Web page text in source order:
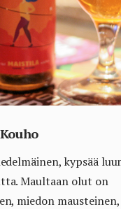
kypsää
Maultaan olut on
miedon mausteinen,